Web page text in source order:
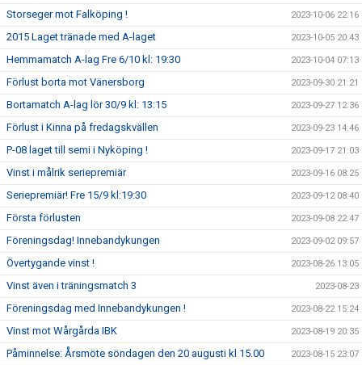
Storseger mot Falköping ! 2023-10-06 22:16
2015 Laget tränade med A-laget 2023-10-05 20:43
Hemmamatch A-lag Fre 6/10 kl: 19:30 2023-10-04 07:13
Förlust borta mot Vänersborg 2023-09-30 21:21
Bortamatch A-lag lör 30/9 kl: 13:15 2023-09-27 12:36
Förlust i Kinna på fredagskvällen 2023-09-23 14:46
P-08 laget till semi i Nyköping ! 2023-09-17 21:03
Vinst i målrik seriepremiär 2023-09-16 08:25
Seriepremiär! Fre 15/9 kl:19:30 2023-09-12 08:40
Första förlusten 2023-09-08 22:47
Föreningsdag! Innebandykungen 2023-09-02 09:57
Övertygande vinst ! 2023-08-26 13:05
Vinst även i träningsmatch 3 2023-08-23
Föreningsdag med Innebandykungen ! 2023-08-22 15:24
Vinst mot Wårgårda IBK 2023-08-19 20:35
Påminnelse: Årsmöte söndagen den 20 augusti kl 15.00 2023-08-15 23:07